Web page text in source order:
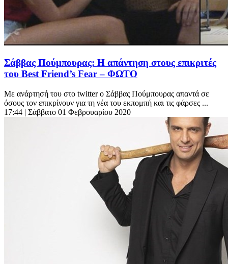
Σάββας Πούμπουρας: Η απάντηση στους επικριτές
του Best Friend’s Fear – ΦΩΤΟ
Με ανάρτησή του στο twitter ο Σάββας Πούμπουρας απαντά σε
όσους τον επικρίνουν για τη νέα του εκπομπή και τις φάρσες ...
17:44 | Σάββατο 01 Φεβρουαρίου 2020